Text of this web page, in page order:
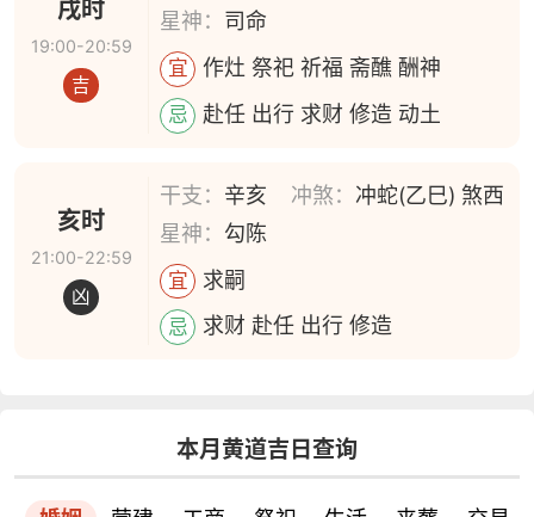
戌时
19:00-20:59
吉
星神： 司命
宜 作灶 祭祀 祈福 斋醮 酬神
忌 赴任 出行 求财 修造 动土
亥时
21:00-22:59
凶
干支： 辛亥 冲煞： 冲蛇(乙巳) 煞西
星神： 勾陈
宜 求嗣
忌 求财 赴任 出行 修造
本月黄道吉日查询